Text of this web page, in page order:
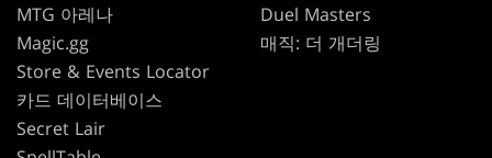
MTG 아레나
Magic.gg
Store & Events Locator
카드 데이터베이스
Secret Lair
Duel Masters
매직: 더 개더링